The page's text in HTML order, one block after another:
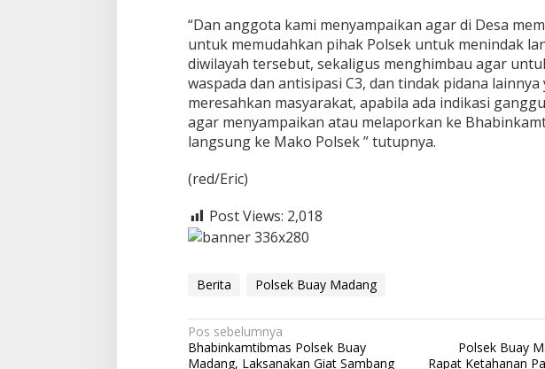
a
w
a
1
“Dan anggota kami menyampaikan agar di Desa
untuk memudahkan pihak Polsek untuk menindak
diwilayah tersebut, sekaligus menghimbau agar
waspada dan antisipasi C3, dan tindak pidana lainnya
meresahkan masyarakat, apabila ada indikasi
agar menyampaikan atau melaporkan ke
langsung ke Mako Polsek ” tutupnya.
(red/Eric)
Post Views: 2,018
Berita Polsek Buay Madang
N
a
Pos sebelumnya
Bhabinkamtibmas Polsek Buay
Madang, Laksanakan Giat Sambang
Polsek Buay
Rapat Ketahanan